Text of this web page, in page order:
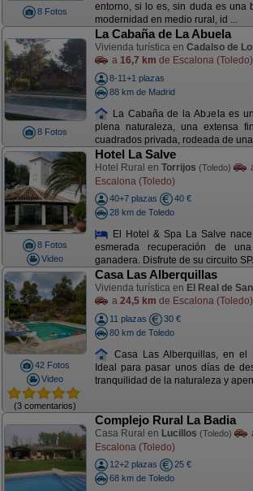
8 Fotos
entorno, si lo es, sin duda es una
modernidad en medio rural, id ...
8 Fotos
La Cabaña de La Abuela
Vivienda turística en Cadalso de
a 16,7 km de Escalona (Toledo)
8-11+1 plazas
88 km de Madrid
La Cabaña de la Abuela es
plena naturaleza, una extensa
cuadrados privada, rodeada de
8 Fotos
Video
Hotel La Salve
Hotel Rural en Torrijos (Toledo)
Escalona (Toledo)
40+7 plazas
40 €
28 km de Toledo
El Hotel & Spa La Salve
esmerada recuperación de
ganadera. Disfrute de su circuito
42 Fotos
Video
(3 comentarios)
Casa Las Alberquillas
Vivienda turística en El Real de
a 24,5 km de Escalona (Toledo)
11 plazas
30 €
80 km de Toledo
Casa Las Alberquillas, en el
Ideal para pasar unos días de
tranquilidad de la naturaleza y
Complejo Rural La Badia
Casa Rural en Lucillos (Toledo)
Escalona (Toledo)
12+2 plazas
25 €
68 km de Toledo